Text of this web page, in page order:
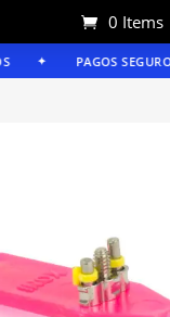
0 Items
PAGOS SEGUROS